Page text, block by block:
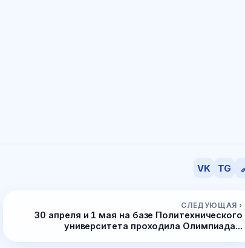
VK TG
СЛЕДУЮЩАЯ ›
30 апреля и 1 мая на базе Политехнического
университета проходила Олимпиада...